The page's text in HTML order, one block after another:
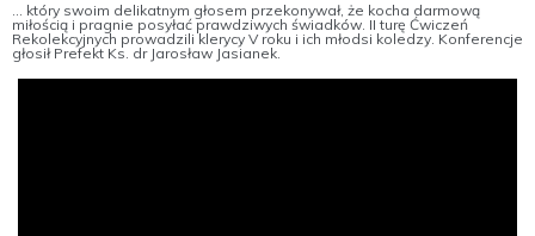
... który swoim delikatnym głosem przekonywał, że kocha darmową
miłością i pragnie posyłać prawdziwych świadków. II turę Ćwiczeń
Rekolekcyjnych prowadzili klerycy V roku i ich młodsi koledzy. Konferencje
głosił Prefekt Ks. dr Jarosław Jasianek.